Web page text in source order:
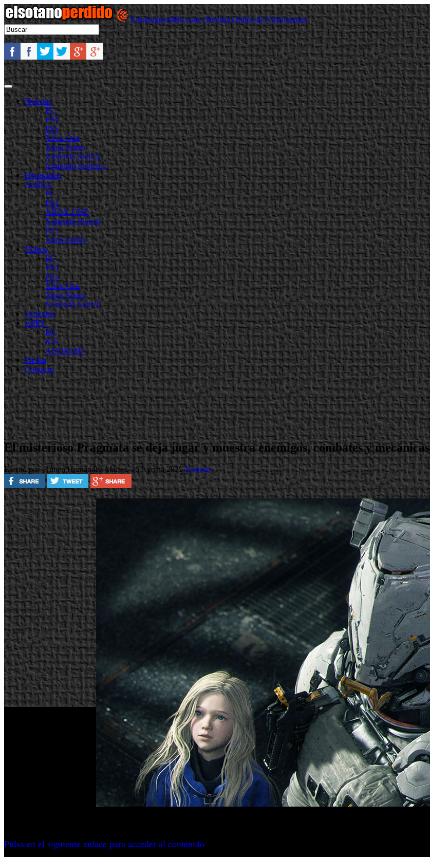
Elsotanoperdido.com - Revista Online de Videojuegos
Noticias
PC
PS4
PS5
Xbox One
Xbox Series
Nintendo Switch
Nintendo Switch 2
Destacadas
Análisis
PC
PS4
XBOX ONE
Nintendo Switch
PS5
Xbox Series
Videos
PC
PS4
PS5
Xbox One
Xbox Series
Nintendo Switch
Artículos
APPS
PC
iOS
ANDROID
Prensa
Contacto
El misterioso Pragmata se deja jugar y muestra enemigos, combates y mecánicas
Escrito por Ruben HernandezMartes, 26 Agosto 2025Noticias
Pulsa en el siguiente enlace para acceder al contenido